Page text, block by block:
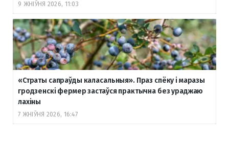
9 ЖНІЎНЯ 2026, 11:03
«Страты сапраўды каласальныя». Праз спёку і маразы
гродзенскі фермер застаўся практычна без ураджаю
лахіны
7 ЖНІЎНЯ 2026, 16:47